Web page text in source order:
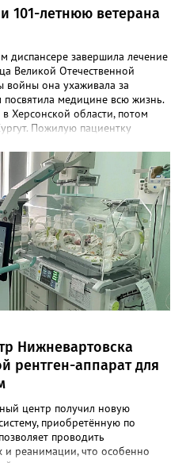
101-летнюю ветерана
диспансере завершила лечение
Великой Отечественной
войны она ухаживала за
посвятила медицине всю жизнь.
Херсонской области, потом
Пожилую пациентку
давление, скорректировали
лечения. Уже через неделю
домой. Лечащий кардиолог
успех во многом зависит не
родных. Ветеран строго
с ней всегда любимая дочь,
но в 101 год Евдокия
жизни, следит за собой – с ней
крем. Она воспитала
внуки, правнуки и даже
Нижневартовска
рентген-аппарат для
центр получил новую
приобретённую по
проводить
и реанимации, что особенно